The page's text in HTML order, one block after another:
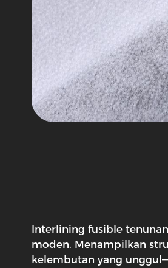
Interlining fusible
moden. Menampilkan
kelembutan yang